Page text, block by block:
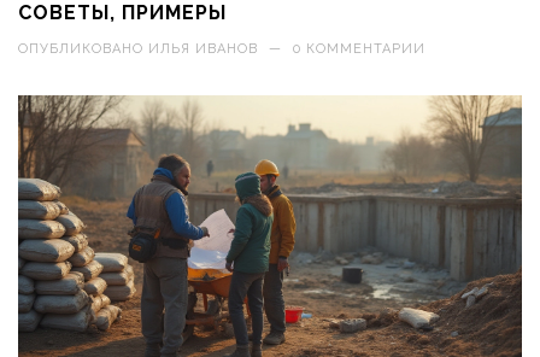
СОВЕТЫ, ПРИМЕРЫ
ОПУБЛИКОВАНО ИЛЬЯ ИВАНОВ — 0 КОММЕНТАРИИ